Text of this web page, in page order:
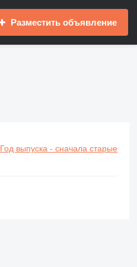
Разместить объявление
Год выпуска - сначала старые